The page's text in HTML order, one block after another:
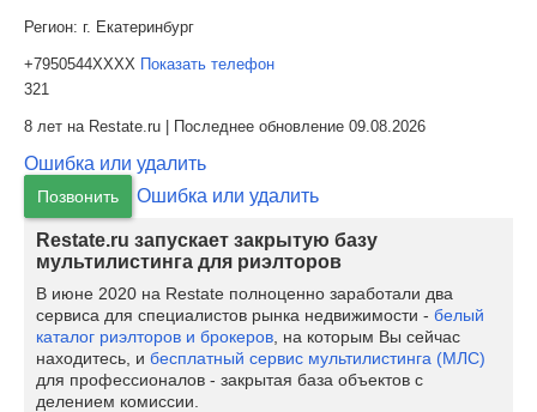
Регион: г. Екатеринбург
+7950544XXXX Показать телефон
321
8 лет на Restate.ru | Последнее обновление 09.08.2026
Ошибка или удалить
Позвонить Ошибка или удалить
Restate.ru запускает закрытую базу
мультилистинга для риэлторов
В июне 2020 на Restate полноценно заработали два
сервиса для специалистов рынка недвижимости - белый
каталог риэлторов и брокеров , на которым Вы сейчас
находитесь, и бесплатный сервис мультилистинга (МЛС)
для профессионалов - закрытая база объектов с
делением комиссии.